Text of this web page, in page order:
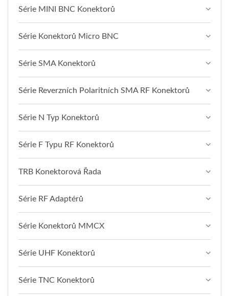
Série MINI BNC Konektorů
Série Konektorů Micro BNC
Série SMA Konektorů
Série Reverzních Polaritních SMA RF Konektorů
Série N Typ Konektorů
Série F Typu RF Konektorů
TRB Konektorová Řada
Série RF Adaptérů
Série Konektorů MMCX
Série UHF Konektorů
Série TNC Konektorů